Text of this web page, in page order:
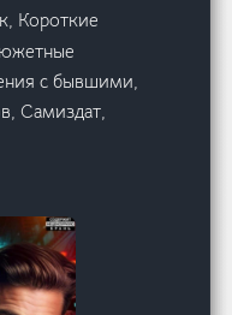
Короткие
с бывшими,
Самиздат,